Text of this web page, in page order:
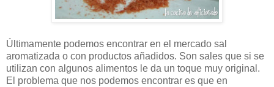
Últimamente podemos encontrar en el mercado sal
aromatizada o con productos añadidos. Son sales que si se
utilizan con algunos alimentos le da un toque muy original.
El problema que nos podemos encontrar es que en